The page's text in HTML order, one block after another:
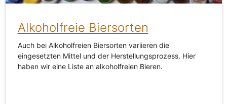
Alkoholfreie Biersorten
Auch bei Alkoholfreien Biersorten variieren die
eingesetzten Mittel und der Herstellungsprozess. Hier
haben wir eine Liste an alkoholfreien Bieren.